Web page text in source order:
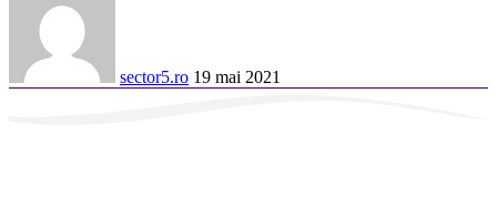
sector5.ro 19 mai 2021